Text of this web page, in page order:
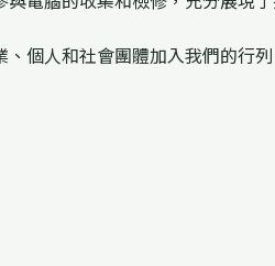
個人和社會團體加入我們的行